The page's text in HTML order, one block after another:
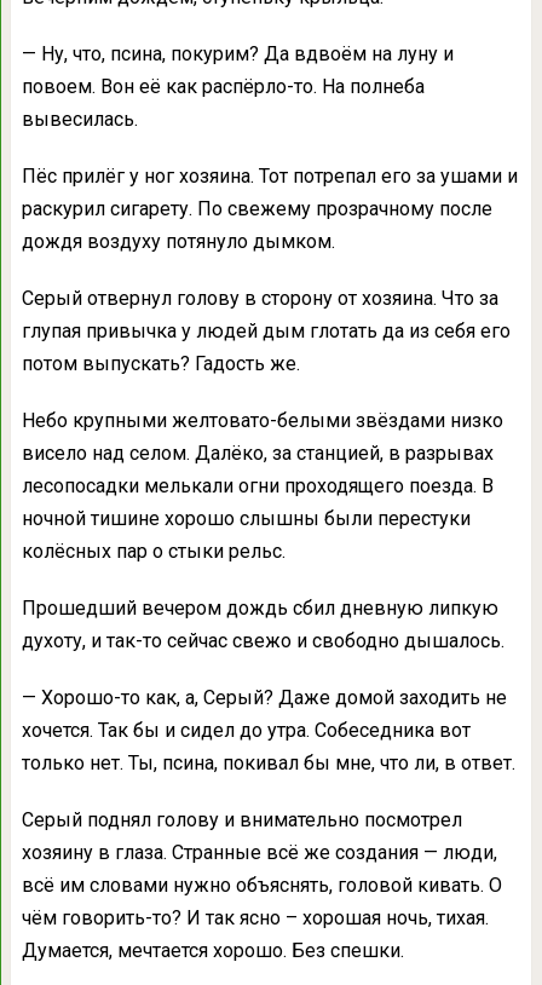
— Ну, что, псина, покурим? Да вдвоём на луну и
повоем. Вон её как распёрло-то. На полнеба
вывесилась.
Пёс прилёг у ног хозяина. Тот потрепал его за ушами и
раскурил сигарету. По свежему прозрачному после
дождя воздуху потянуло дымком.
Серый отвернул голову в сторону от хозяина. Что за
глупая привычка у людей дым глотать да из себя его
потом выпускать? Гадость же.
Небо крупными желтовато-белыми звёздами низко
висело над селом. Далёко, за станцией, в разрывах
лесопосадки мелькали огни проходящего поезда. В
ночной тишине хорошо слышны были перестуки
колёсных пар о стыки рельс.
Прошедший вечером дождь сбил дневную липкую
духоту, и так-то сейчас свежо и свободно дышалось.
— Хорошо-то как, а, Серый? Даже домой заходить не
хочется. Так бы и сидел до утра. Собеседника вот
только нет. Ты, псина, покивал бы мне, что ли, в ответ.
Серый поднял голову и внимательно посмотрел
хозяину в глаза. Странные всё же создания — люди,
всё им словами нужно объяснять, головой кивать. О
чём говорить-то? И так ясно – хорошая ночь, тихая.
Думается, мечтается хорошо. Без спешки.